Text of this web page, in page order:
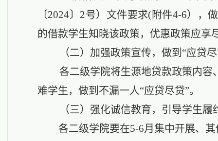
〔2024〕2号）文件要求(附件4-6）
的借款学生知晓该政策，优惠政策应享
（二） 加强政策宣传，做到 “应贷
各二级学院将生源地贷款政策内
难学生，做到不漏一人“应贷尽贷”。
（三）强化诚信教育，引导学生履
各二级学院要在5-6月集中开展、